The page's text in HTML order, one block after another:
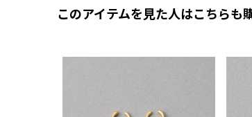
このアイテムを見た人はこちらも